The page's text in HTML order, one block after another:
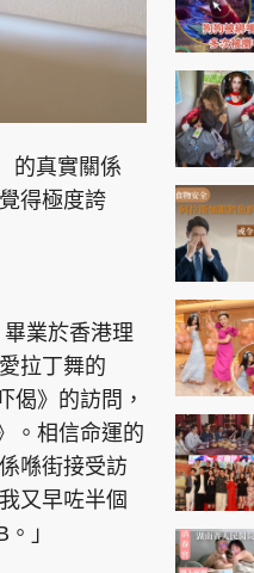
的真實關係
得極度誇
業於香港理
拉丁舞的
偈》的訪問，
。相信命運的
喺街接受訪
又早咗半個
」